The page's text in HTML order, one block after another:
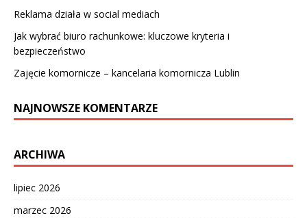
Reklama działa w social mediach
Jak wybrać biuro rachunkowe: kluczowe kryteria i
bezpieczeństwo
Zajęcie komornicze – kancelaria komornicza Lublin
NAJNOWSZE KOMENTARZE
ARCHIWA
lipiec 2026
marzec 2026